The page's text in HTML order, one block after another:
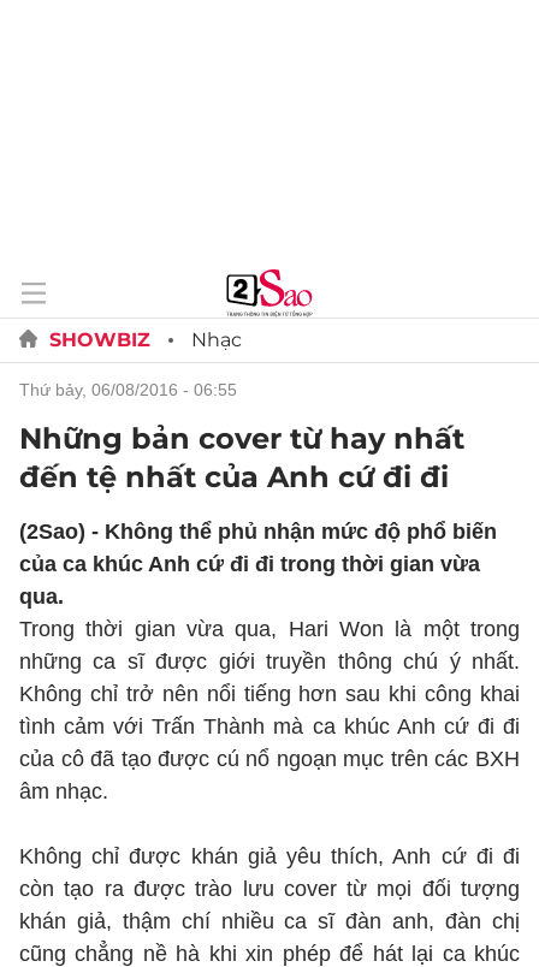
SHOWBIZ Nhạc
thứ bảy, 06/08/2016 - 06:55
Những bản cover từ hay nhất
đến tệ nhất của Anh cứ đi đi
(2Sao) - Không thể phủ nhận mức độ phổ biến
của ca khúc Anh cứ đi đi trong thời gian vừa
qua.
Trong thời gian vừa qua, Hari Won là một trong
những ca sĩ được giới truyền thông chú ý nhất.
Không chỉ trở nên nổi tiếng hơn sau khi công khai
tình cảm với Trấn Thành mà ca khúc Anh cứ đi đi
của cô đã tạo được cú nổ ngoạn mục trên các BXH
âm nhạc.
Không chỉ được khán giả yêu thích, Anh cứ đi đi
còn tạo ra được trào lưu cover từ mọi đối tượng
khán giả, thậm chí nhiều ca sĩ đàn anh, đàn chị
cũng chẳng nề hà khi xin phép để hát lại ca khúc